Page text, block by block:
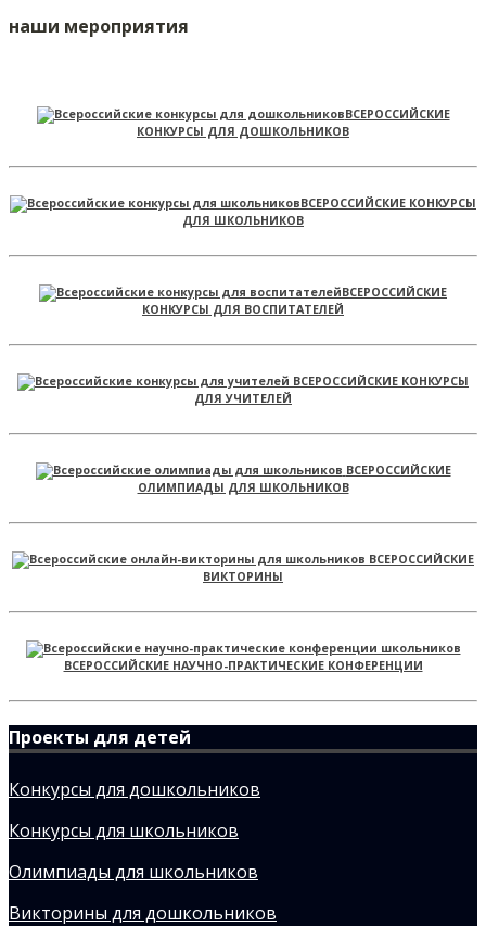
наши мероприятия
ВСЕРОССИЙСКИЕ
КОНКУРСЫ ДЛЯ ДОШКОЛЬНИКОВ
ВСЕРОССИЙСКИЕ КОНКУРСЫ
ДЛЯ ШКОЛЬНИКОВ
ВСЕРОССИЙСКИЕ
КОНКУРСЫ ДЛЯ ВОСПИТАТЕЛЕЙ
ВСЕРОССИЙСКИЕ КОНКУРСЫ
ДЛЯ УЧИТЕЛЕЙ
ВСЕРОССИЙСКИЕ
ОЛИМПИАДЫ ДЛЯ ШКОЛЬНИКОВ
ВСЕРОССИЙСКИЕ
ВИКТОРИНЫ
ВСЕРОССИЙСКИЕ НАУЧНО-ПРАКТИЧЕСКИЕ КОНФЕРЕНЦИИ
Проекты для детей
Конкурсы для дошкольников
Конкурсы для школьников
Олимпиады для школьников
Викторины для дошкольников